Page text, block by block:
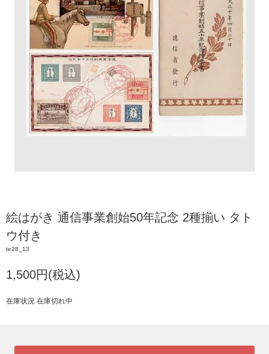
絵はがき 通信事業創始50年記念 2種揃い タト
ウ付き
te28_13
1,500円(税込)
在庫状況 在庫切れ中